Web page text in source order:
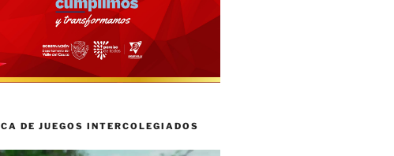
DE JUEGOS INTERCOLEGIADOS